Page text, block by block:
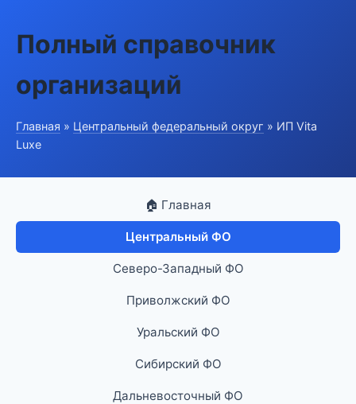
Полный справочник
организаций
Главная » Центральный федеральный округ » ИП Vita
Luxe
🏠 Главная
Центральный ФО
Северо-Западный ФО
Приволжский ФО
Уральский ФО
Сибирский ФО
Дальневосточный ФО